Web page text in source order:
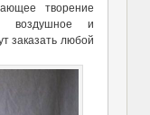
творение
воздушное и
заказать любой